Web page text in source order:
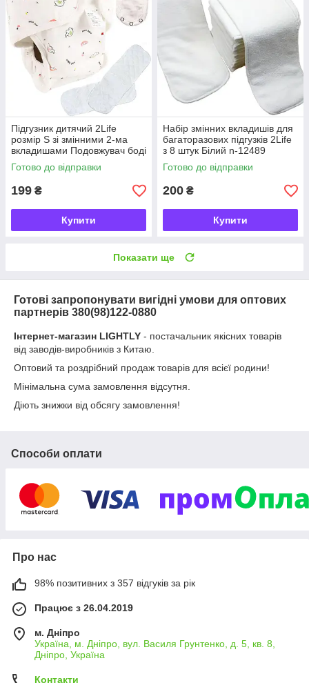
Підгузник дитячий 2Life
розмір S зі змінними 2-ма
вкладишами Подовжувач боді
на 3 кнопки Білий v-12700
Готово до відправки
199 ₴
Купити
Набір змінних вкладишів для
багаторазових підгузків 2Life
з 8 штук Білий n-12489
Готово до відправки
200 ₴
Купити
Показати ще
Готові запропонувати вигідні умови для оптових
партнерів 380(98)122-0880
Інтернет-магазин LIGHTLY - постачальник якісних товарів
від заводів-виробників з Китаю.
Оптовий та роздрібний продаж товарів для всієї родини!
Мінімальна сума замовлення відсутня.
Діють знижки від обсягу замовлення!
Способи оплати
Про нас
98% позитивних з 357 відгуків за рік
Працює з 26.04.2019
м. Дніпро
Україна, м. Дніпро, вул. Василя Грунтенко, д. 5, кв. 8,
Дніпро, Україна
Контакти